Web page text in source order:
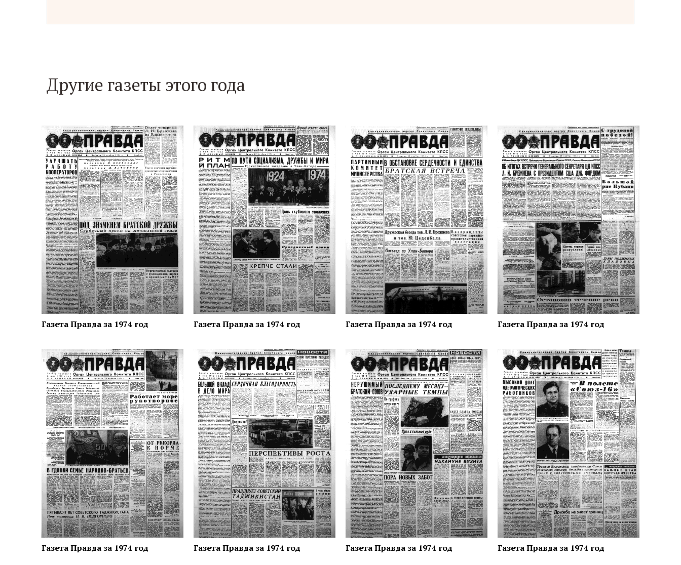
Другие газеты этого года
Газета Правда за 1974 год Газета Правда за 1974 год Газета Правда за 1974 год Газета Правда за 1974 год
Газета Правда за 1974 год Газета Правда за 1974 год Газета Правда за 1974 год Газета Правда за 1974 год